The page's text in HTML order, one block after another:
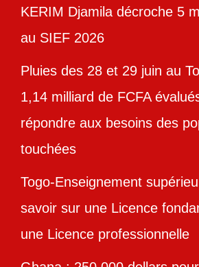
KERIM Djamila décroche 5
au SIEF 2026
Pluies des 28 et 29 juin au
1,14 milliard de FCFA
répondre aux besoins des
touchées
Togo-Enseignement
savoir sur une Licence
une Licence professionnelle